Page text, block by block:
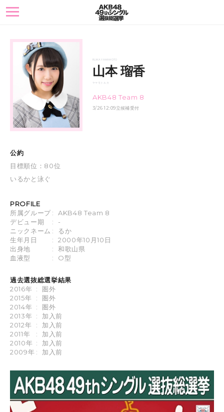
toggle
navigation
RUKA YAMAMOTO
山本 瑠香
ヤマモト ルカ
AKB48 Team 8
3/26 12:09立候補受付
公約
目標順位：80位
いるかと泳ぐ
PROFILE
所属グループ:
AKB48 Team 8
デビュー期
:
-
ニックネーム :
るか
生年月日
:
2000年10月10日
出身地
:
和歌山県
血液型
: O型
過去選抜総選挙結果
2016年 :
圏外
2015年
:
圏外
2014年 :
圏外
2013年 :
加入前
2012年
:
加入前
2011年
:
加入前
2010年 :
加入前
2009年 : 加入前